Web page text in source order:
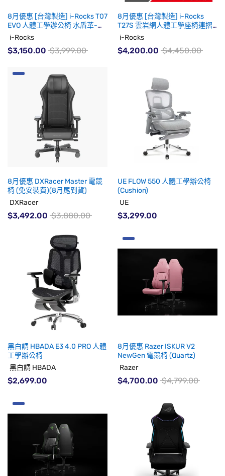
8月優惠 [台灣製造] i-Rocks T07
EVO 人體工學辦公椅 水盾革-鼠
尾草綠 (代理有貨)
i-Rocks
$3,150.00 $3,999.00
8月優惠 [台灣製造] i-Rocks
T27S 雲岩網人體工學座椅連摺
疊腿托 隕石灰 (代理有貨)
i-Rocks
$4,200.00 $4,450.00
8月優惠 DXRacer Master 電競
椅 (免安裝費)(8月尾到貨)
DXRacer
$3,492.00 $3,880.00
UE FLOW 550 人體工學辦公椅
(Cushion)
UE
$3,299.00
黑白調 HBADA E3 4.0 PRO 人體
工學辦公椅
黑白調 HBADA
$2,699.00
8月優惠 Razer ISKUR V2
NewGen 電競椅 (Quartz)
Razer
$4,700.00 $4,799.00